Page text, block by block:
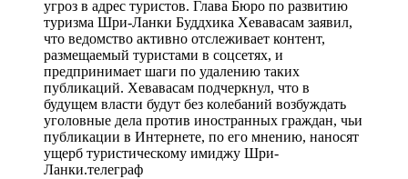
угроз в адрес туристов. Глава Бюро по развитию
туризма Шри-Ланки Буддхика Хевавасам заявил,
что ведомство активно отслеживает контент,
размещаемый туристами в соцсетях, и
предпринимает шаги по удалению таких
публикаций. Хевавасам подчеркнул, что в
будущем власти будут без колебаний возбуждать
уголовные дела против иностранных граждан, чьи
публикации в Интернете, по его мнению, наносят
ущерб туристическому имиджу Шри-
Ланки.телеграф